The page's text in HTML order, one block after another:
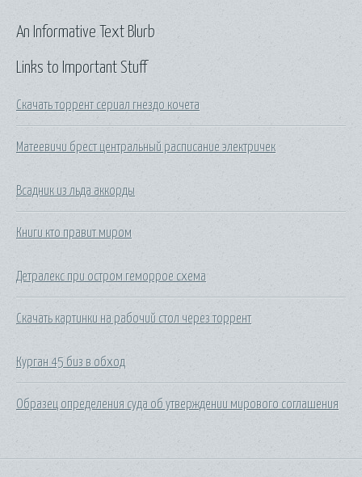
Links to Important Stuff
Скачать торрент сериал гнездо кочета
Матеевичи брест центральный расписание электричек
Всадник из льда аккорды
Книги кто правит миром
Детралекс при остром геморрое схема
Скачать картинки на рабочий стол через торрент
Курган 45 биз в обход
Образец определения суда об утверждении мирового соглашения
An Informative Text Blurb